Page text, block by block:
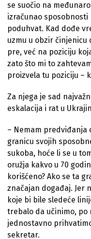
se suočio na
izračunao
poduhvat. Kad dođe
uzmu u obzir činjenicu
pre, već na poziciju
zato što mi to
proizvela tu poziciju –
Za njega je sad
eskalacija i rat u
– Nemam predviđanja
granicu svojih
sukoba, hoće li se u
oružja kakvo u 70
korišćeno? Ako se ta
značajan događaj. Jer
koje bi bile sledeće
trebalo da učinimo, po
jednostavno
sekretar.